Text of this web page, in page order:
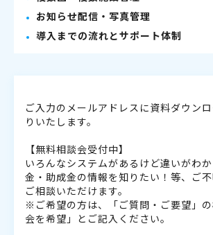
お知らせ配信・写真管理
導入までの流れとサポート体制
ご入力のメールアドレスに資料ダウン
りいたします。
【無料相談会受付中】
いろんなシステムがあるけど違いがわ
金・助成金の情報を知りたい！等、ご
ご相談いただけます。
※ご希望の方は、「ご質問・ご要望」
会を希望」とご記入ください。